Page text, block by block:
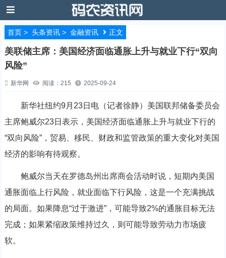
首页> 头条资讯> 金融资讯 正文
美联储主席：美国经济面临通胀上升与就业下行“双向
风险”
新华网 阅读：215 2025-09-24
新华社纽约9月23日电（记者徐静）美国联邦储备委员会
主席鲍威尔23日表示，美国经济面临通胀上升与就业下行的
“双向风险”，贸易、移民、财政和监管政策的重大变化对美国
经济的影响有待观察。
鲍威尔当天在罗德岛州出席商会活动时说，短期内美国
通胀面临上行风险，就业面临下行风险，这是一个充满挑战
的局面。如果降息“过于激进”，可能导致2%的通胀目标无法
完成；如果紧缩政策维持过久，则可能导致劳动力市场疲
软。